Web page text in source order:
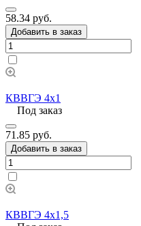
58.34 руб.
Добавить в заказ
КВВГЭ 4х1
Под заказ
71.85 руб.
Добавить в заказ
КВВГЭ 4х1,5